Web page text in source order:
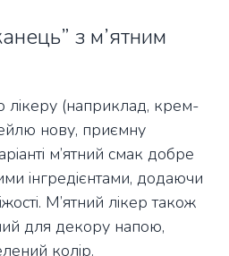
з м’ятним
лікеру (наприклад, крем-
нову, приємну
м’ятний смак добре
інгредієнтами, додаючи
М’ятний лікер також
для декору напою,
колір.